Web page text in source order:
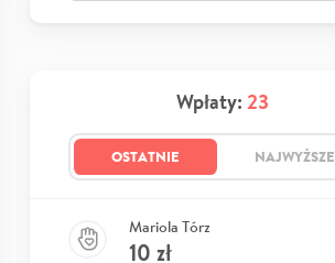
Wpłaty: 23
OSTATNIE NAJWYŻSZE
Mariola Tórz
10 zł